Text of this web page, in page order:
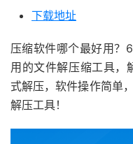
下载地址
压缩软件哪个最好用？
用的文件解压缩工具，
式解压，软件操作简单
解压工具！